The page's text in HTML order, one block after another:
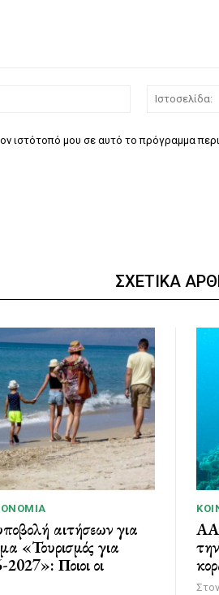
Email:*
ιστότοπό μου σε αυτό το πρόγραμμα
ΣΧΕΤΙΚΑ
αιτήσεων για
«Τουρισμός για
Ποιοι οι